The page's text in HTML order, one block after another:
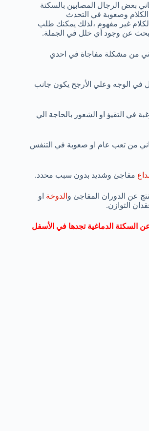
بعض الرجال المصابين بالسكتة
الكلام وصعوبة في التحدث
غير مفهوم ،لذلك يمكنك طلب
عن وجود أي خلل في الجملة.
من مشكلة مفاجاة في احدي
في الوجه وعلي الأرجح يكون جانب
في التقيؤ او الشعور بالحاجة الي
من تعب عام او صعوبة في التنفس
مفاجئ وشديد بدون سبب محدد.
عن الدوران المفاجئ و الدوخة او
التوازن.
السكتة الدماغية تجدها في الأسفل